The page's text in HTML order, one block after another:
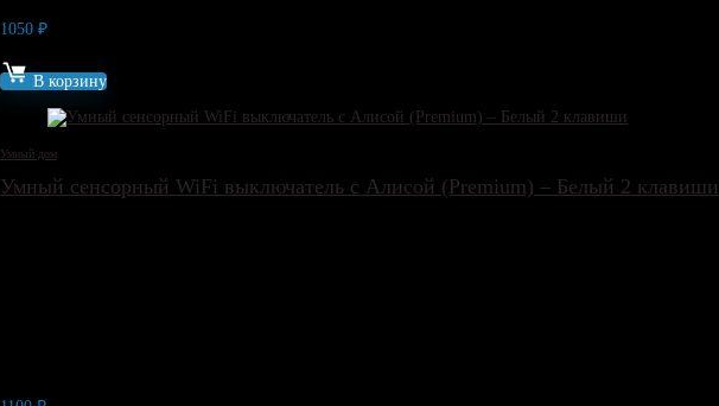
1050 ₽
В корзину
Умный дом
Умный сенсорный WiFi выключатель c Алисой (Premium) – Белый 2 клавиши